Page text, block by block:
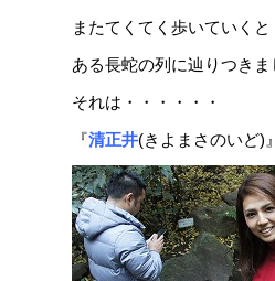
またてくてく歩いていくと
ある長蛇の列に辿りつきま
それは・・・・・・
『清正井(きよまさのいど)